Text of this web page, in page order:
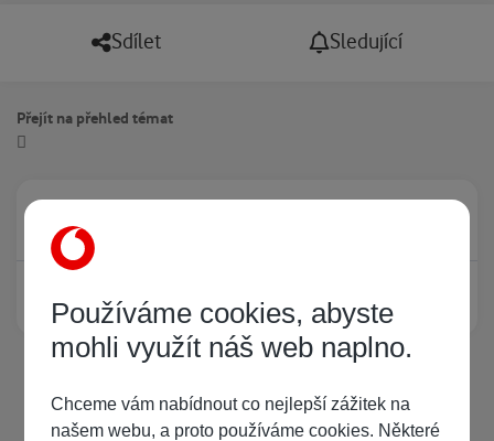
Sdílet Sledující
Přejít na přehled témat
Právě prohlíží tuto stránku
Žádný registrovaný uživatel si neprohlíží tuto stránku
Používáme cookies, abyste
mohli využít náš web naplno.
Chceme vám nabídnout co nejlepší zážitek na
našem webu, a proto používáme cookies. Některé